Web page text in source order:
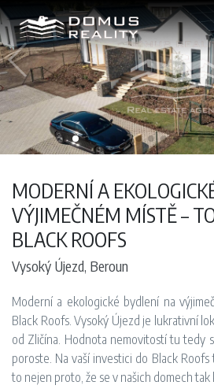
MODERNÍ A
VÝJIMEČNÉM MÍSTĚ –
BLACK ROOFS
Vysoký Újezd, Beroun
Moderní a ekologické bydlení na
Black Roofs. Vysoký Újezd je lukrativní
od Zličína. Hodnota nemovitostí tu tedy
poroste. Na vaší investici do Black
to nejen proto, že se v našich domech tak